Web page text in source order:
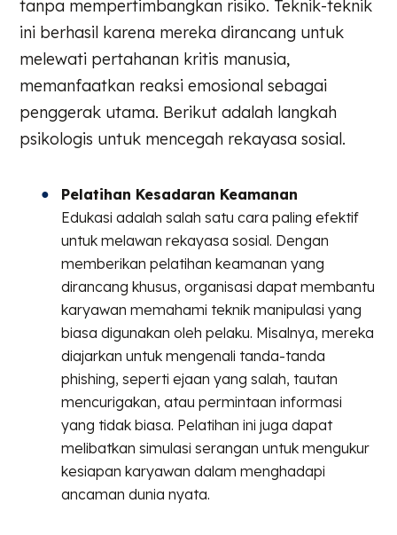
tanpa mempertimbangkan risiko. Teknik-teknik
ini berhasil karena mereka dirancang untuk
melewati pertahanan kritis manusia,
memanfaatkan reaksi emosional sebagai
penggerak utama. Berikut adalah langkah
psikologis untuk mencegah rekayasa sosial.
Pelatihan Kesadaran Keamanan
Edukasi adalah salah satu cara paling efektif
untuk melawan rekayasa sosial. Dengan
memberikan pelatihan keamanan yang
dirancang khusus, organisasi dapat membantu
karyawan memahami teknik manipulasi yang
biasa digunakan oleh pelaku. Misalnya, mereka
diajarkan untuk mengenali tanda-tanda
phishing, seperti ejaan yang salah, tautan
mencurigakan, atau permintaan informasi
yang tidak biasa. Pelatihan ini juga dapat
melibatkan simulasi serangan untuk mengukur
kesiapan karyawan dalam menghadapi
ancaman dunia nyata.